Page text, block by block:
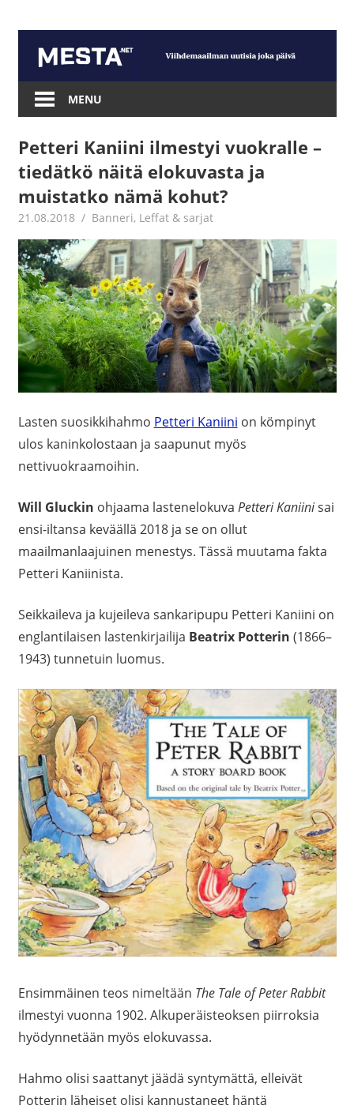
content
Mesta.net
MENU
Petteri Kaniini ilmestyi vuokralle –
tiedätkö näitä elokuvasta ja
muistatko nämä kohut?
21.08.2018 Jouni Hirn
Banneri, Leffat & sarjat
Lasten suosikkihahmo Petteri Kaniini on kömpinyt
ulos kaninkolostaan ja saapunut myös
nettivuokraamoihin.
Will Gluckin ohjaama lastenelokuva Petteri Kaniinisai
ensi-iltansa keväällä 2018 ja se on ollut
maailmanlaajuinen menestys. Tässä muutama fakta
Petteri Kaniinista.
Seikkaileva ja kujeileva sankaripupu Petteri Kaniini on
englantilaisen lastenkirjailija Beatrix Potterin (1866–
1943) tunnetuin luomus.
Ensimmäinen teos nimeltään The Tale of Peter Rabbit
ilmestyi vuonna 1902. Alkuperäisteoksen piirroksia
hyödynnetään myös elokuvassa.
Hahmo olisi saattanyt jäädä syntymättä, elleivät
Potterin läheiset olisi kannustaneet häntä